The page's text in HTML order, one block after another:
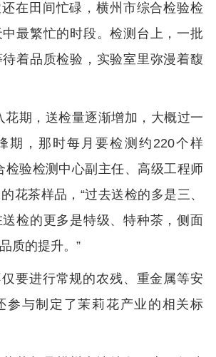
在田间忙碌，横州市综合检验检
最繁忙的时段。检测台上，一批
着品质检验，实验室里弥漫着馥
花期，送检量逐渐增加，大概过一
期，那时每月要检测约220个样
检验检测中心副主任、高级工程师
花茶样品，“过去送检的多是三、
检的更多是特级、特种茶，侧面
质的提升。”
要进行常规的农残、重金属等安
参与制定了茉莉花产业的相关标